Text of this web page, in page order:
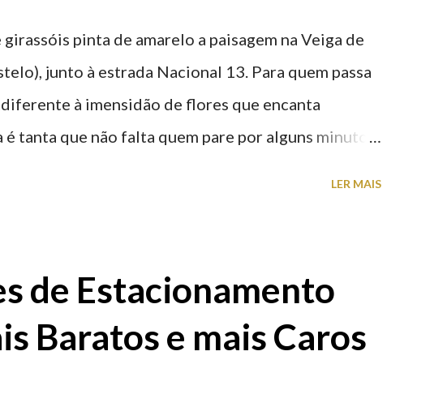
pinta de amarelo a paisagem na Veiga de
junto à estrada Nacional 13. Para quem passa
à imensidão de flores que encanta
é tanta que não falta quem pare por alguns minutos
LER MAIS
de Estacionamento
Baratos e mais Caros